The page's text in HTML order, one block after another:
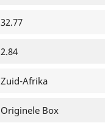
32.77
2.84
Zuid-Afrika
Originele Box